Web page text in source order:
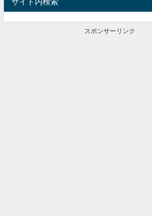
スポンサーリンク